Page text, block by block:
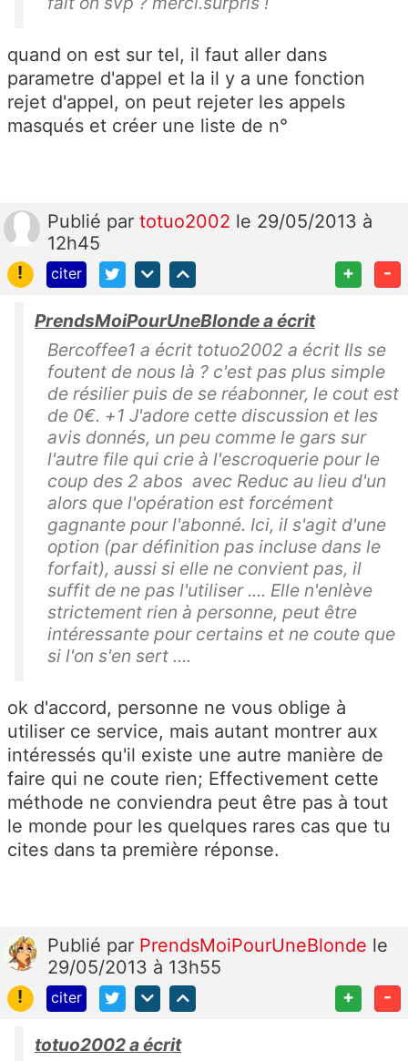
quand on est sur tel, il faut aller dans
parametre d'appel et la il y a une fonction
rejet d'appel, on peut rejeter les appels
masqués et créer une liste de n°
Publié par totuo2002 le 29/05/2013 à
12h45
!
citer + -
PrendsMoiPourUneBlonde a écrit
Bercoffee1 a écrit totuo2002 a écrit Ils se
foutent de nous là ? c'est pas plus simple
de résilier puis de se réabonner, le cout est
de 0€. +1 J'adore cette discussion et les
avis donnés, un peu comme le gars sur
l'autre file qui crie à l'escroquerie pour le
coup des 2 abos avec Reduc au lieu d'un
alors que l'opération est forcément
gagnante pour l'abonné. Ici, il s'agit d'une
option (par définition pas incluse dans le
forfait), aussi si elle ne convient pas, il
suffit de ne pas l'utiliser .... Elle n'enlève
strictement rien à personne, peut être
intéressante pour certains et ne coute que
si l'on s'en sert ....
ok d'accord, personne ne vous oblige à
utiliser ce service, mais autant montrer aux
intéressés qu'il existe une autre manière de
faire qui ne coute rien; Effectivement cette
méthode ne conviendra peut être pas à tout
le monde pour les quelques rares cas que tu
cites dans ta première réponse.
Publié par PrendsMoiPourUneBlonde le
29/05/2013 à 13h55
!
citer + -
totuo2002 a écrit